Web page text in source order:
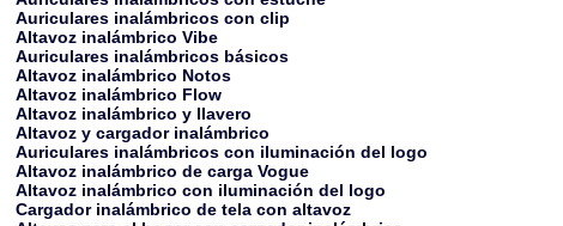
Auriculares inalámbricos con clip
Altavoz inalámbrico Vibe
Auriculares inalámbricos básicos
Altavoz inalámbrico Notos
Altavoz inalámbrico Flow
Altavoz inalámbrico y llavero
Altavoz y cargador inalámbrico
Auriculares inalámbricos con iluminación del logo
Altavoz inalámbrico de carga Vogue
Altavoz inalámbrico con iluminación del logo
Cargador inalámbrico de tela con altavoz